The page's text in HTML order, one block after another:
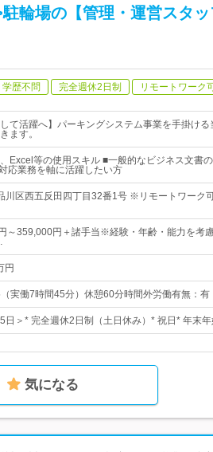
輪場の【管理・運営スタ
学歴不問 完全週休2日制 リモートワーク
して活躍へ】パーキングシステム事業を手掛け
ます。
Excel等の使用スキル ■一般的なビジネス文書
応業務を軸に活躍したい方
区西五反田四丁目32番1号 ※リモートワーク
～359,000円＋諸手当※経験・年齢・能力を考
円
実働7時間45分）休憩60分時間外労働有無：有
日＞* 完全週休2日制（土日休み）* 祝日* 年末
気になる